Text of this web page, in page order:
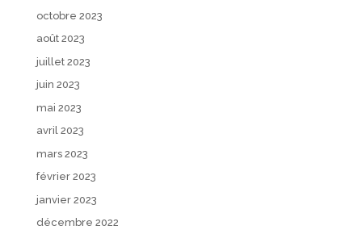
octobre 2023
août 2023
juillet 2023
juin 2023
mai 2023
avril 2023
mars 2023
février 2023
janvier 2023
décembre 2022